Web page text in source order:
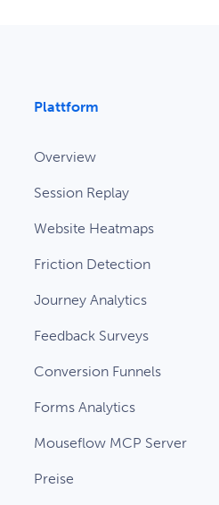
Plattform
Overview
Session Replay
Website Heatmaps
Friction Detection
Journey Analytics
Feedback Surveys
Conversion Funnels
Forms Analytics
Mouseflow MCP Server
Preise